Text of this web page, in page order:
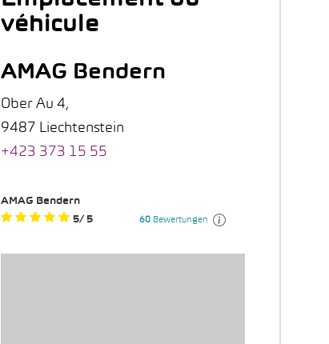
véhicule
AMAG Bendern
Ober Au 4,
9487 Liechtenstein
+423 373 15 55